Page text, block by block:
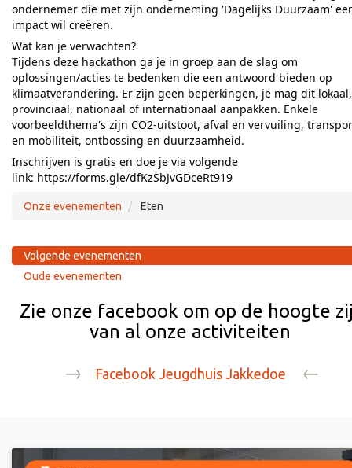
ondernemer die met zijn onderneming 'Dagelijks Duurzaam'
impact wil creëren.
Wat kan je verwachten?
Tijdens deze hackathon ga je in groep aan de slag om
oplossingen/acties te bedenken die een antwoord bieden op
klimaatverandering. Er zijn geen beperkingen, je mag dit lokaal,
provinciaal, nationaal of internationaal aanpakken. Enkele
voorbeeldthema's zijn CO2-uitstoot, afval en vervuiling,
en mobiliteit, ontbossing en duurzaamheid.
Inschrijven is gratis en doe je via volgende
link: https://forms.gle/dfKzSbJvGDceRt919
Onze evenementen Eten
Volgende evenementen
Oude evenementen
Zie onze facebook om op de hoogte
van al onze activiteiten
→
Facebook Jeugdhuis Jakkedoe ←